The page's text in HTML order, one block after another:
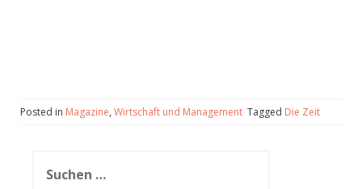
Posted in Magazine, Wirtschaft und Management Tagged Die Zeit
nach: